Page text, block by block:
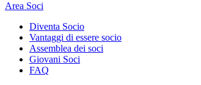
Area Soci
Diventa Socio
Vantaggi di essere socio
Assemblea dei soci
Giovani Soci
FAQ